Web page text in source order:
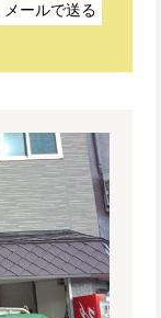
メールで送る